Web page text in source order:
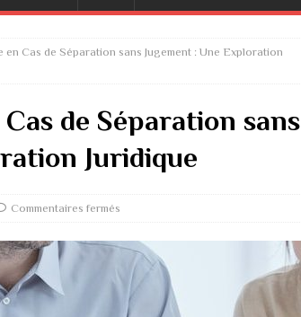
en Cas de Séparation sans Jugement : Une Exploration
de Séparation sans
Juridique
Commentaires fermés